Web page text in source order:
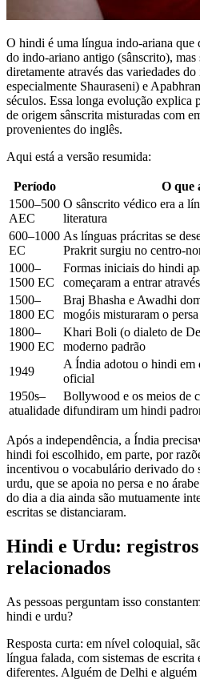
O hindi é uma língua indo-ariana que
do indo-ariano antigo (sânscrito), mas
diretamente através das variedades
especialmente Shauraseni) e
séculos. Essa longa evolução explica
de origem sânscrita misturadas com
provenientes do inglês.
Aqui está a versão resumida:
Período
O que
1500–500
AEC
O sânscrito védico era a
literatura
600–1000
EC
As línguas prácritas se
Prakrit surgiu no centro-
1000–
1500 EC
Formas iniciais do hindi
começaram a entrar
1500–
1800 EC
Braj Bhasha e Awadhi
mogóis misturaram o
1800–
1900 EC
Khari Boli (o dialeto de
moderno padrão
1949
A Índia adotou o hindi em
oficial
1950s–
atualidade
Bollywood e os meios de
difundiram um hindi
Após a independência, a Índia
hindi foi escolhido, em parte, por
incentivou o vocabulário derivado do
urdu, que se apoia no persa e no
do dia a dia ainda são mutuamente
escritas se distanciaram.
Hindi e Urdu:
relacionados
As pessoas perguntam isso
hindi e urdu?
Resposta curta: em nível coloquial,
língua falada, com sistemas de
diferentes. Alguém de Delhi e